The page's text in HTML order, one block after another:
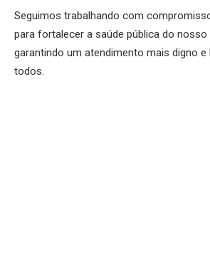
Seguimos trabalhando com
para fortalecer a saúde pública do nosso
garantindo um atendimento mais digno e
todos.